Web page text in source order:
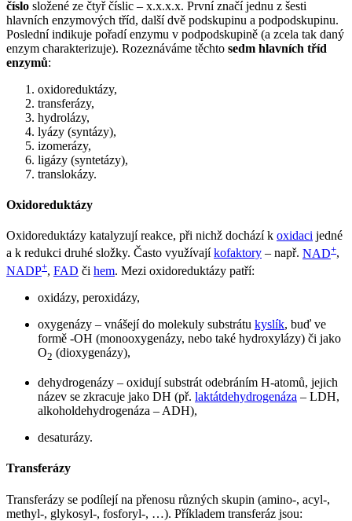
číslo složené ze čtyř číslic – x.x.x.x. První značí jednu z šesti
hlavních enzymových tříd, další dvě podskupinu a podpodskupinu.
Poslední indikuje pořadí enzymu v podpodskupině (a zcela tak daný
enzym charakterizuje). Rozeznáváme těchto sedm hlavních tříd
enzymů:
oxidoreduktázy,
transferázy,
hydrolázy,
lyázy (syntázy),
izomerázy,
ligázy (syntetázy),
translokázy.
Oxidoreduktázy
Oxidoreduktázy katalyzují reakce, při nichž dochází k oxidaci jedné
a k redukci druhé složky. Často využívají kofaktory – např. NAD+,
NADP+, FAD či hem. Mezi oxidoreduktázy patří:
oxidázy, peroxidázy,
oxygenázy – vnášejí do molekuly substrátu kyslík, buď ve
formě -OH (monooxygenázy, nebo také hydroxylázy) či jako
O2 (dioxygenázy),
dehydrogenázy – oxidují substrát odebráním H-atomů, jejich
název se zkracuje jako DH (př. laktátdehydrogenáza – LDH,
alkoholdehydrogenáza – ADH),
desaturázy.
Transferázy
Transferázy se podílejí na přenosu různých skupin (amino-, acyl-,
methyl-, glykosyl-, fosforyl-, …). Příkladem transferáz jsou: